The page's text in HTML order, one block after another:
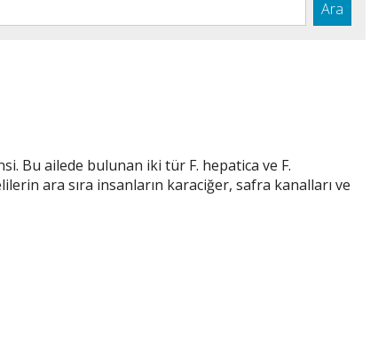
Ara
Bu ailede bulunan iki tür F. hepatica ve F.
ara sıra insanların karaciğer, safra kanalları ve